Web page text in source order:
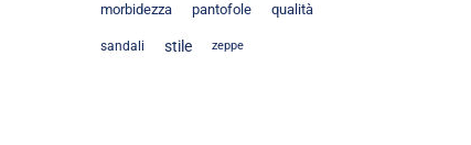
morbidezza pantofole qualità
sandali stile zeppe